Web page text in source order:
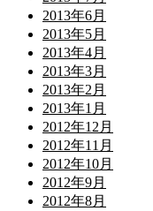
2013年6月
2013年5月
2013年4月
2013年3月
2013年2月
2013年1月
2012年12月
2012年11月
2012年10月
2012年9月
2012年8月